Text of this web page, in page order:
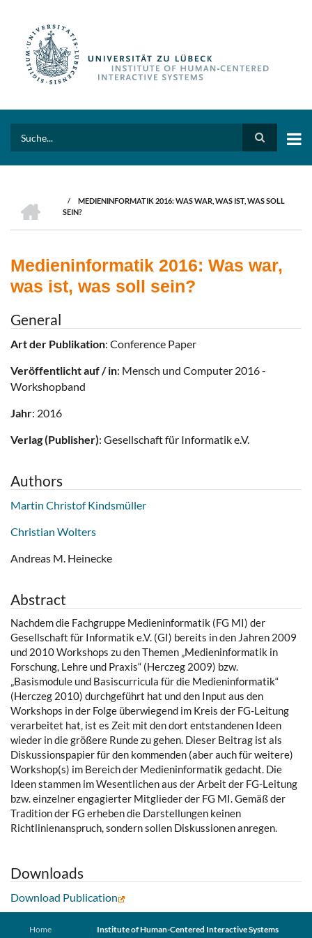
content
BREADCRUMB
/
MEDIENINFORMATIK 2016: WAS WAR, WAS IST, WAS SOLL
SEIN?
Medieninformatik 2016: Was war,
was ist, was soll sein?
General
Art der Publikation: Conference Paper
Veröffentlicht auf / in: Mensch und Computer 2016 -
Workshopband
Jahr: 2016
Verlag (Publisher): Gesellschaft für Informatik e.V.
Authors
Martin Christof Kindsmüller
Christian Wolters
Andreas M. Heinecke
Abstract
Nachdem die Fachgruppe Medieninformatik (FG MI) der
Gesellschaft für Informatik e.V. (GI) bereits in den Jahren 2009
und 2010 Workshops zu den Themen „Medieninformatik in
Forschung, Lehre und Praxis“ (Herczeg 2009) bzw.
„Basismodule und Basiscurri­cula für die Medieninformatik“
(Herczeg 2010) durchgeführt hat und den Input aus den
Workshops in der Folge überwiegend im Kreis der FG-Leitung
verarbeitet hat, ist es Zeit mit den dort entstandenen Ideen
wieder in die größere Runde zu gehen. Dieser Beitrag ist als
Diskussionspapier für den kommenden (aber auch für weitere)
Workshop(s) im Bereich der Medieninformatik gedacht. Die
Ideen stammen im Wesentlichen aus der Arbeit der FG-Leitung
bzw. einzelner engagierter Mitglieder der FG MI. Gemäß der
Tradition der FG erheben die Darstellungen keinen
Richtlinienanspruch, sondern sollen Diskussionen anregen.
Downloads
Download Publication
Home Institute of Human-Centered Interactive Systems